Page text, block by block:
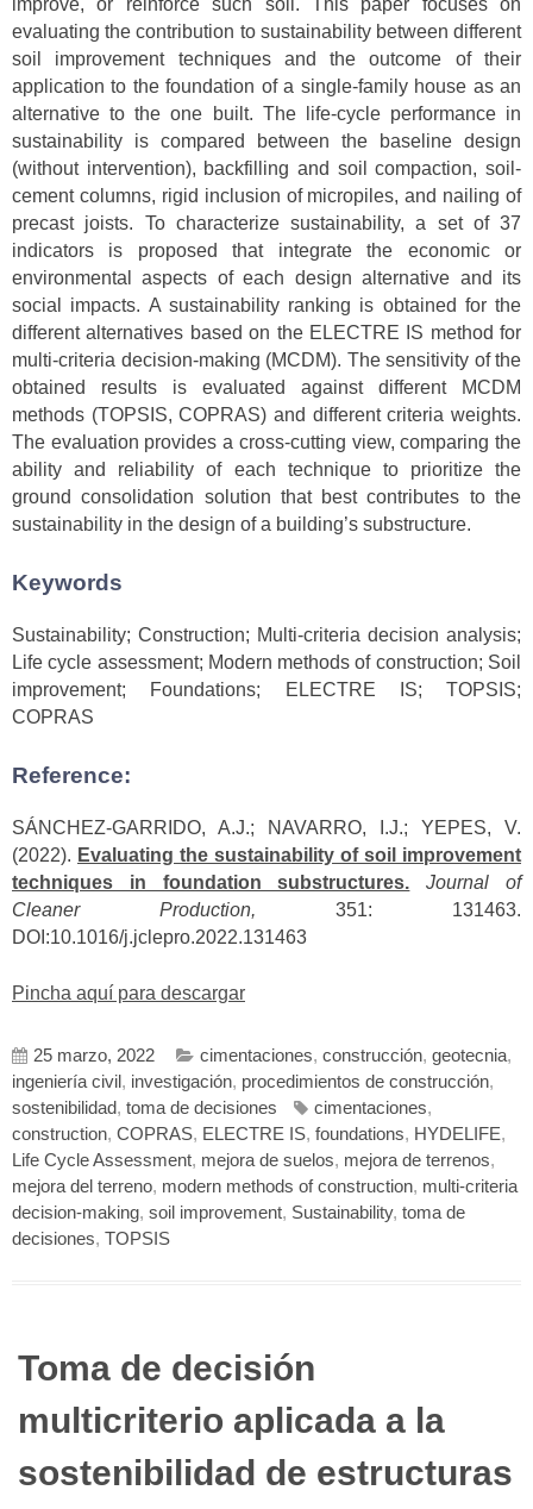
improve, or reinforce such soil. This paper focuses on
evaluating the contribution to sustainability between different
soil improvement techniques and the outcome of their
application to the foundation of a single-family house as an
alternative to the one built. The life-cycle performance in
sustainability is compared between the baseline design
(without intervention), backfilling and soil compaction, soil-
cement columns, rigid inclusion of micropiles, and nailing of
precast joists. To characterize sustainability, a set of 37
indicators is proposed that integrate the economic or
environmental aspects of each design alternative and its
social impacts. A sustainability ranking is obtained for the
different alternatives based on the ELECTRE IS method for
multi-criteria decision-making (MCDM). The sensitivity of the
obtained results is evaluated against different MCDM
methods (TOPSIS, COPRAS) and different criteria weights.
The evaluation provides a cross-cutting view, comparing the
ability and reliability of each technique to prioritize the
ground consolidation solution that best contributes to the
sustainability in the design of a building’s substructure.
Keywords
Sustainability; Construction; Multi-criteria decision analysis;
Life cycle assessment; Modern methods of construction; Soil
improvement; Foundations; ELECTRE IS; TOPSIS;
COPRAS
Reference:
SÁNCHEZ-GARRIDO, A.J.; NAVARRO, I.J.; YEPES, V.
(2022). Evaluating the sustainability of soil improvement
techniques in foundation substructures.
Journal of
Cleaner Production, 351: 131463.
DOI:10.1016/j.jclepro.2022.131463
Pincha aquí para descargar
25 marzo, 2022 cimentaciones, construcción, geotecnia,
ingeniería civil , investigación, procedimientos de construcción,
sostenibilidad, toma de decisiones cimentaciones,
construction, COPRAS, ELECTRE IS, foundations, HYDELIFE,
Life Cycle Assessment, mejora de suelos, mejora de terrenos,
mejora del terreno, modern methods of construction, multi-criteria
decision-making, soil improvement, Sustainability, toma de
decisiones, TOPSIS
Toma de decisión
multicriterio aplicada a la
sostenibilidad de estructuras